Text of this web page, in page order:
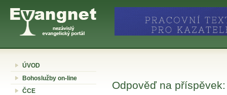
ÚVOD
Bohoslužby on-line
ČCE
Odpověď na